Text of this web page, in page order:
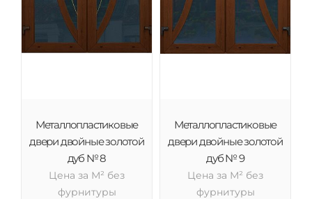
Металлопластиковые
двери двойные золотой
дуб № 8
Цена за М² без
фурнитуры
Металлопластиковые
двери двойные золотой
дуб № 9
Цена за М² без
фурнитуры